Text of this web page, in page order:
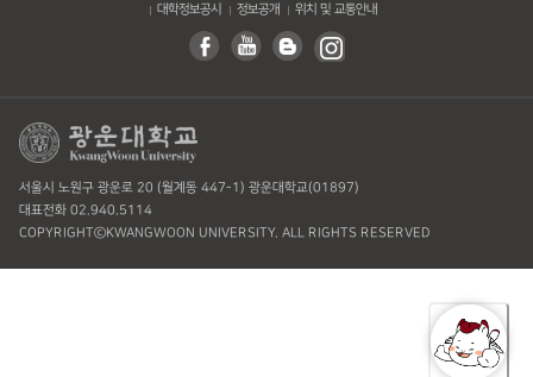
대학정보공시
정보공개 위치 및 교통안내
서울시 노원구 광운로 20 (월계동 447-1) 광운대학교(01897)
대표전화 02.940.5114
COPYRIGHTⓒKWANGWOON UNIVERSITY. ALL RIGHTS RESERVED